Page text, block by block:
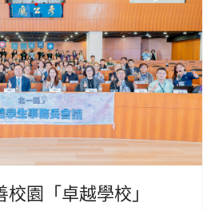
園「卓越學校」